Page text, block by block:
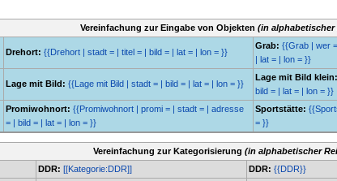
Vereinfachung zur Eingabe von Objekten (in alphabetischer
Drehort: {{Drehort | stadt = | titel = | bild = | lat = | lon = }}
Grab: {{Grab | wer
| lat = | lon = }}
Lage mit Bild: {{Lage mit Bild | stadt = | bild = | lat = | lon = }}
Lage mit Bild klein:
bild = | lat = | lon = }}
Promiwohnort: {{Promiwohnort | promi = | stadt = | adresse
= | bild = | lat = | lon = }}
Sportstätte:
= }}
Vereinfachung zur Kategorisierung (in alphabetischer
DDR: [[Kategorie:DDR]] DDR: {{DDR}}